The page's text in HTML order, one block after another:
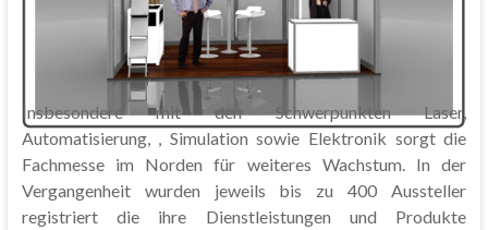
Insbesondere mit den Schwerpunkten Laser,
Automatisierung, , Simulation sowie Elektronik sorgt die
Fachmesse im Norden für weiteres Wachstum. In der
Vergangenheit wurden jeweils bis zu 400 Aussteller
registriert die ihre Dienstleistungen und Produkte